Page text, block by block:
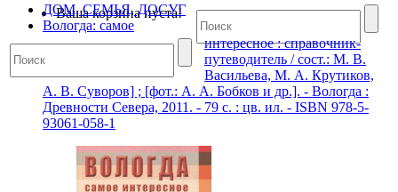
Ваша корзина пуста!
ДОМ, СЕМЬЯ, ДОСУГ
Вологда: самое
интересное : справочник-
путеводитель / сост.: М. В.
Васильева, М. А. Крутиков,
А. В. Суворов] ; [фот.: А. А. Бобков и др.]. - Вологда :
Древности Севера, 2011. - 79 с. : цв. ил. - ISBN 978-5-
93061-058-1